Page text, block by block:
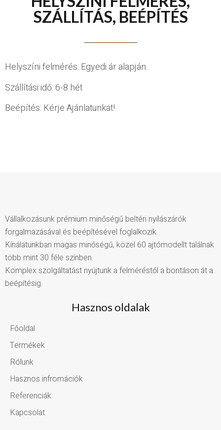
SZÁLLÍTÁS, BEÉPÍTÉS
Helyszíni felmérés: Egyedi ár alapján.
Szállítási idő: 6-8 hét
Beépítés: Kérje Ajánlatunkat!
Vállalkozásunk prémium minőségű beltéri nyílászárók
forgalmazásával és beépítésével foglalkozik.
Kínálatunkban magas minőségű, közel 60 ajtómodellt találnak
több mint 30 féle színben.
Komplex szolgáltatást nyújtunk a felméréstől a bontáson át a
beépítésig.
Hasznos oldalak
Főoldal
Termékek
Rólunk
Hasznos infromációk
Referenciák
Kapcsolat